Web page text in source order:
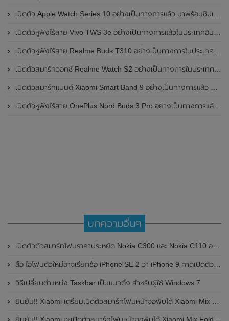
เปิดตัว Apple Watch Series 10 อย่างเป็นทางการแล้ว มาพร้อมชิปเซ็ตรุ่น S10
เปิดตัวหูฟังไร้สาย Vivo TWS 3e อย่างเป็นทางการแล้วในประเทศอินเดีย มาพร้อมระบบตัดเสียงรบกวน ANC ที่ 30dB , ป้องกันฝุ่นและกันน้ำที่ระดับ IP54 , แบตเตอรี่สามารถใช้งานนานสูงสุด 36 ชั่วโมง
เปิดตัวหูฟังไร้สาย Realme Buds T310 อย่างเป็นทางการในประเทศอินเดีย มาพร้อมระบบตัดเสียงรบกวน ANC สูงสุด 46dB , เสียงรอบทิศทาง 360 องศา , แบตเตอรี่สามารถใช้งานได้นานสูงสุด 40 ชั่วโมง
เปิดตัวสมาร์ทวอทช์ Realme Watch S2 อย่างเป็นทางการในประเทศอินเดีย มาพร้อมตัวเรือนสแตนเลสสตีล , หน้าจอแสดงผล AMOLED ขนาด 1.43 นิ้ว , แบตเตอรี่ขนาดใหญ่ใช้งานได้นาน 20 วัน และรองรับคำสั่งเสียง Super AI Engine ที่ขับเคลื่อนโดย ChatGPT
เปิดตัวสมาร์ทแบนด์ Xiaomi Smart Band 9 อย่างเป็นทางการแล้ว มาพร้อมหน้าจอ AMOLED ขนาด 1.62 นิ้ว , ตัวเรือนเป็นโลหะ และแบตเตอรี่สุดอึดสามารถใช้งานได้นานถึง 21 วัน
เปิดตัวหูฟังไร้สาย OnePlus Nord Buds 3 Pro อย่างเป็นทางการแล้ว มาพร้อมระบบตัดเสียงรบกวน (ANC) สามารถลดเสียงรบกวนได้ 49dB และแบตเตอรี่สุดอึดใช้งานได้นานสูงสุดถึง 44 ชั่วโมง
บทความอื่นๆ
เปิดตัวตัวสมาร์ทโฟนราคาประหยัด Nokia C300 และ Nokia C110 อย่างเป็นทางการแล้ว
ลือ ไอโฟนตัวใหม่อาจเรียกชื่อ iPhone SE 2 ว่า iPhone 9 คาดเปิดตัวในต้นปี 2020
วิธีเปลี่ยนตำแหน่ง Taskbar เป็นแนวตั้ง สำหรับผู้ใช้ Windows 7
ยืนยัน!! Xiaomi เตรียมเปิดตัวสมาร์ทโฟนหน้าจอพับได้ Xiaomi Mix Fold 2 , หูฟังไร้สาย TWS Xiaomi Buds 4 Pro และแท็บเล็ต Xiaomi Pad 5 Pro ขนาด 12.4 นิ้ว ในวันที่ 11 สิงหาคม 2022 นี้
ยืนยัน!! Xiaomi จะเปิดตัวสมาร์ทโฟนหน้าจอพับได้ Xiaomi Mix Fold 3 อย่างเป็นทางการที่ประเทศจีน ในวันที่ 14 สิงหาคม 2023 นี้